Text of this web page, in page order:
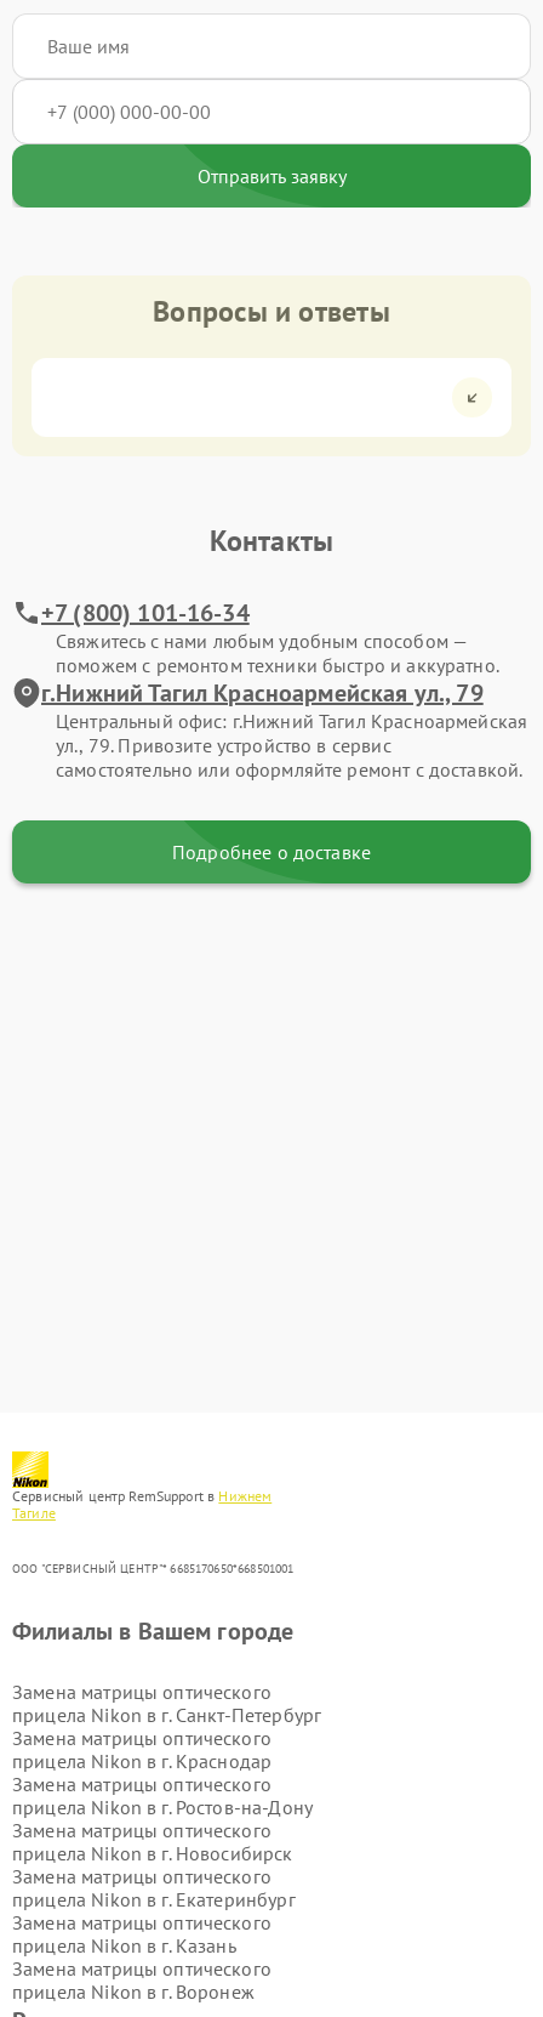
Отправить заявку
Вопросы и ответы
Контакты
+7 (800) 101-16-34
Свяжитесь с нами любым удобным способом —
поможем с ремонтом техники быстро и аккуратно.
г.Нижний Тагил Красноармейская ул., 79
Центральный офис: г.Нижний Тагил Красноармейская
ул., 79. Привозите устройство в сервис
самостоятельно или оформляйте ремонт с доставкой.
Подробнее о доставке
Сервисный центр RemSupport в Нижнем
Тагиле
ООО "СЕРВИСНЫЙ ЦЕНТР"* 6685170650*668501001
Филиалы в Вашем городе
Замена матрицы оптического
прицела Nikon в г. Санкт-Петербург
Замена матрицы оптического
прицела Nikon в г. Краснодар
Замена матрицы оптического
прицела Nikon в г. Ростов-на-Дону
Замена матрицы оптического
прицела Nikon в г. Новосибирск
Замена матрицы оптического
прицела Nikon в г. Екатеринбург
Замена матрицы оптического
прицела Nikon в г. Казань
Замена матрицы оптического
прицела Nikon в г. Воронеж